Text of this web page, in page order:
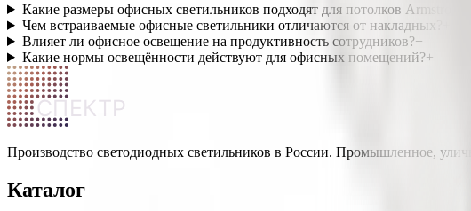
Какие размеры офисных светильников подходят для потолков Armstrong?
Чем встраиваемые офисные светильники отличаются от накладных?
Влияет ли офисное освещение на продуктивность сотрудников?+
Какие нормы освещённости действуют для офисных помещений?+
СПЕКТР
Производство светодиодных светильников в России. Промышленное,
Каталог